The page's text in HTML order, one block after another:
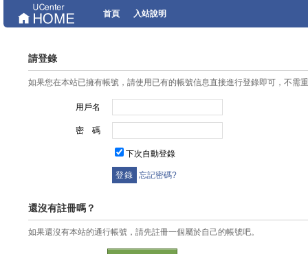
首頁 入站說明
請登錄
如果您在本站已擁有帳號，請使用已有的帳號信息直接進行登錄即可，不需
用戶名
密 碼
下次自動登錄
忘記密碼?
還沒有註冊嗎？
如果還沒有本站的通行帳號，請先註冊一個屬於自己的帳號吧。